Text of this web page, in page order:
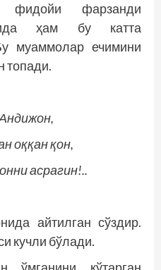
фидойи фарзанди
ҳам бу катта
муаммолар ечимини
топади.
оққан қон,
асрагин!..
айтилган сўздир.
кучли бўлади.